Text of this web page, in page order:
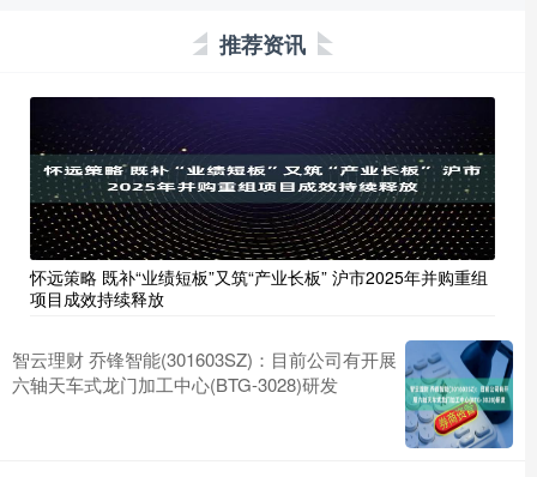
推荐资讯
怀远策略 既补“业绩短板”又筑“产业长板” 沪市2025年并购重组
项目成效持续释放
智云理财 乔锋智能(301603SZ)：目前公司有开展
六轴天车式龙门加工中心(BTG-3028)研发